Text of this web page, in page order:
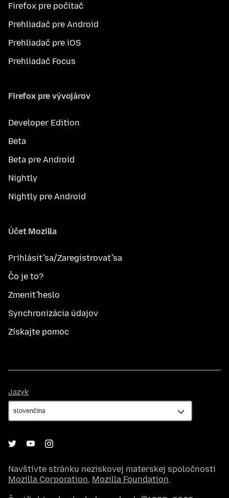
Firefox pre počítač
Prehliadač pre Android
Prehliadač pre iOS
Prehliadač Focus
Firefox pre vývojárov
Developer Edition
Beta
Beta pre Android
Nightly
Nightly pre Android
Účet Mozilla
Prihlásiť sa/Zaregistrovať sa
Čo je to?
Zmeniť heslo
Synchronizácia údajov
Získajte pomoc
Jazyk
Navštívte stránku neziskovej materskej spoločnosti
Mozilla Corporation, Mozilla Foundation.